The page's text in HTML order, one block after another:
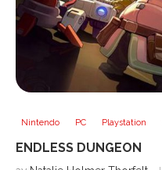
Nintendo PC Playstation
ENDLESS DUNGEON